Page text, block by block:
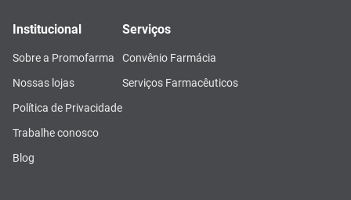
Institucional
Sobre a Promofarma
Nossas lojas
Política de Privacidade
Trabalhe conosco
Blog
Serviços
Convênio Farmácia
Serviços Farmacêuticos